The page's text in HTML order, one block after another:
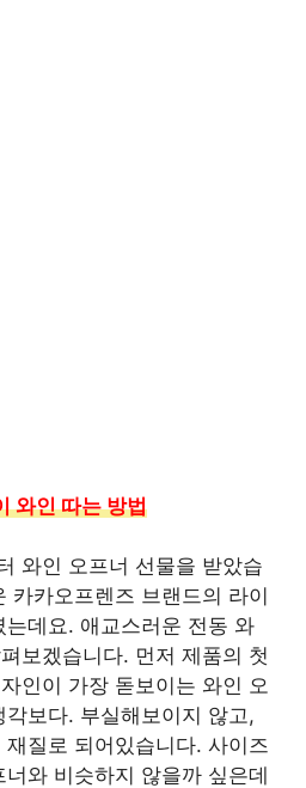
와인 따는 방법
와인 오프너 선물을 받았습
카카오프렌즈 브랜드의 라이
데요. 애교스러운 전동 와
보겠습니다. 먼저 제품의 첫
인이 가장 돋보이는 와인 오
보다. 부실해보이지 않고,
질로 되어있습니다. 사이즈
와 비슷하지 않을까 싶은데